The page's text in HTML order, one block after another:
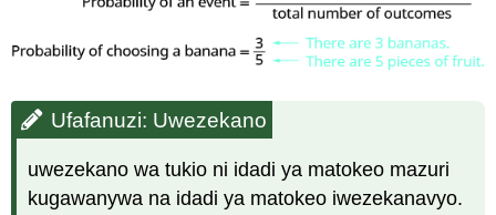
Ufafanuzi: Uwezekano
uwezekano wa tukio ni idadi ya matokeo mazuri
kugawanywa na idadi ya matokeo iwezekanavyo.